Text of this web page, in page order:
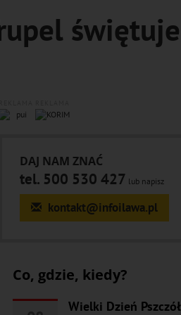
DAJ NAM ZNAĆ
tel. 500 530 427 lub napisz
kontakt@infoilawa.pl
Co, gdzie, kiedy?
Wielki Dzień